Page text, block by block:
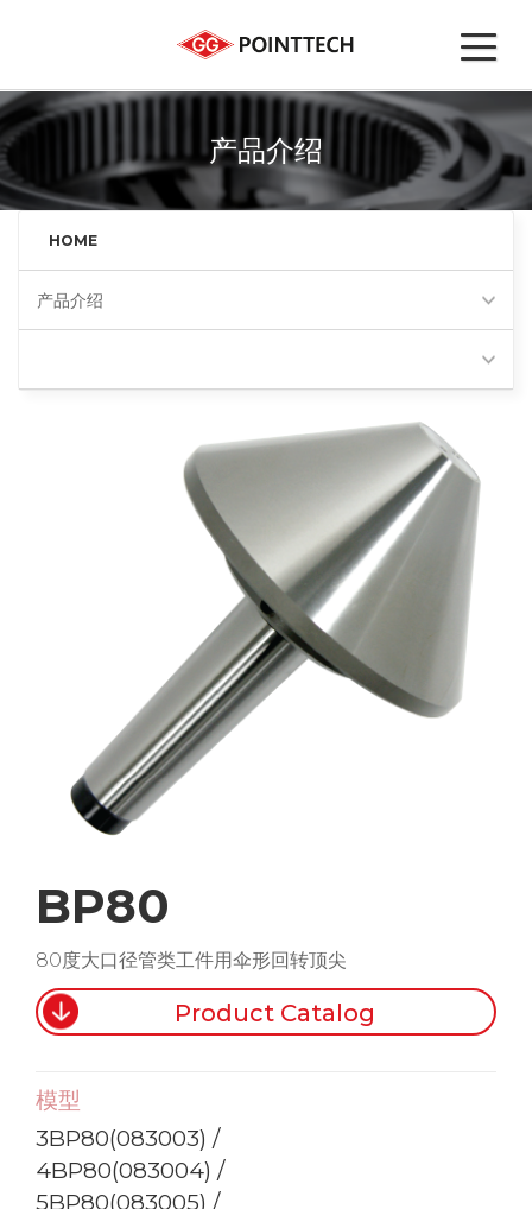
产品介绍
HOME
产品介绍
80度伞形顶尖(BP80)
BP80
80度大口径管类工件用伞形回转顶尖
Product Catalog
模型
3BP80(083003) /
4BP80(083004) /
5BP80(083005) /